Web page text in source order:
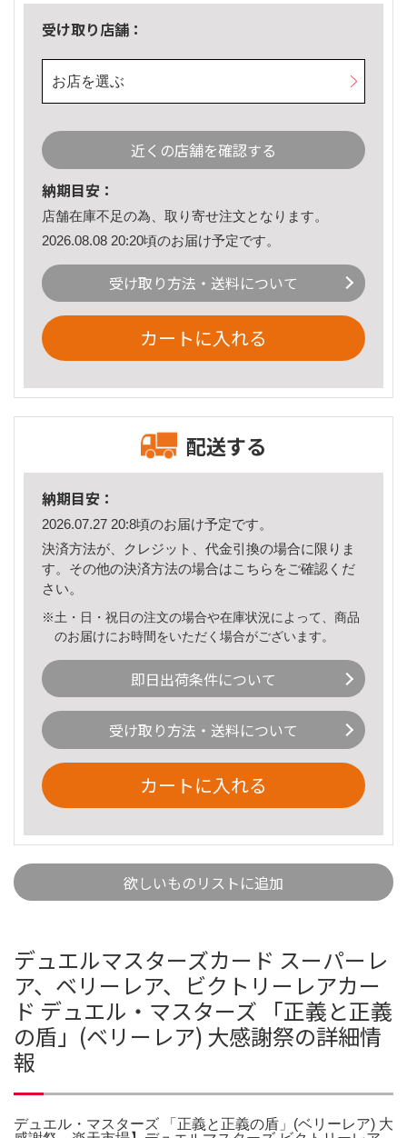
受け取り店舗：
お店を選ぶ
近くの店舗を確認する
納期目安：
店舗在庫不足の為、取り寄せ注文となります。
2026.08.08 20:20頃のお届け予定です。
受け取り方法・送料について
カートに入れる
配送する
納期目安：
2026.07.27 20:8頃のお届け予定です。
決済方法が、クレジット、代金引換の場合に限りま
す。その他の決済方法の場合はこちら をご確認くだ
さい。
※土・日・祝日の注文の場合や在庫状況によって、商品
のお届けにお時間をいただく場合がございます。
即日出荷条件について
受け取り方法・送料について
カートに入れる
欲しいものリストに追加
デュエルマスターズカード スーパーレ
ア、ベリーレア、ビクトリーレアカー
ド デュエル・マスターズ 「正義と正義
の盾」(ベリーレア) 大感謝祭の詳細情
報
デュエル・マスターズ 「正義と正義の盾」(ベリーレア) 大